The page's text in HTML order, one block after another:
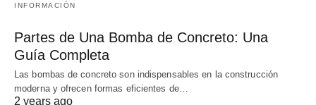
INFORMACIÓN
Partes de Una Bomba de Concreto: Una
Guía Completa
Las bombas de concreto son indispensables en la construcción
moderna y ofrecen formas eficientes de…
2 years ago